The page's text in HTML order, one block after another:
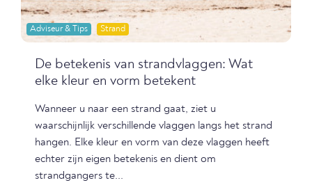
Adviseur & Tips Strand
De betekenis van strandvlaggen: Wat
elke kleur en vorm betekent
Wanneer u naar een strand gaat, ziet u
waarschijnlijk verschillende vlaggen langs het strand
hangen. Elke kleur en vorm van deze vlaggen heeft
echter zijn eigen betekenis en dient om
strandgangers te...